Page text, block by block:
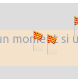
moment si